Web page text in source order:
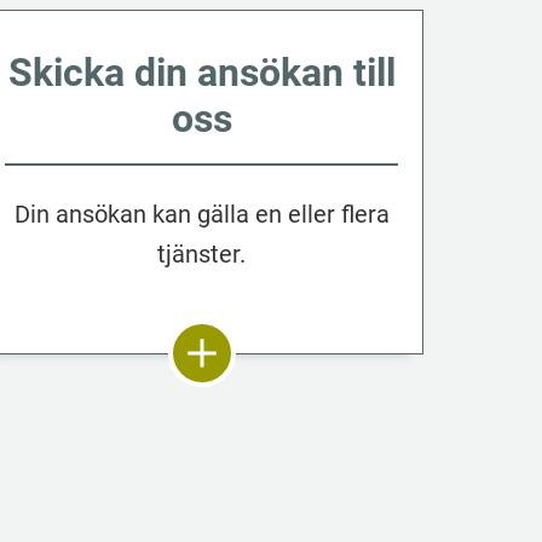
Skicka din ansökan till
oss
Din ansökan kan gälla en eller flera
tjänster.